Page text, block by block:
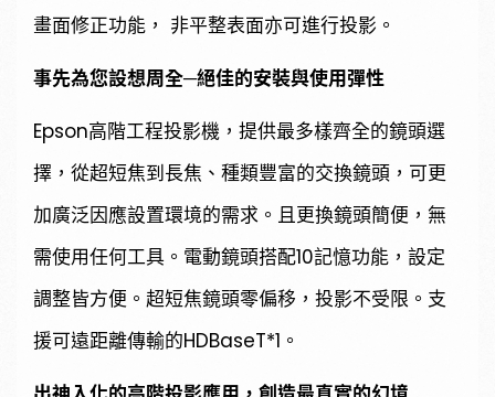
畫面修正功能， 非平整表面亦可進行投影。
事先為您設想周全─絕佳的安裝與使用彈性
Epson高階工程投影機，提供最多樣齊全的鏡頭選
擇，從超短焦到長焦、種類豐富的交換鏡頭，可更
加廣泛因應設置環境的需求。且更換鏡頭簡便，無
需使用任何工具。電動鏡頭搭配10記憶功能，設定
調整皆方便。超短焦鏡頭零偏移，投影不受限。支
援可遠距離傳輸的HDBaseT*1。